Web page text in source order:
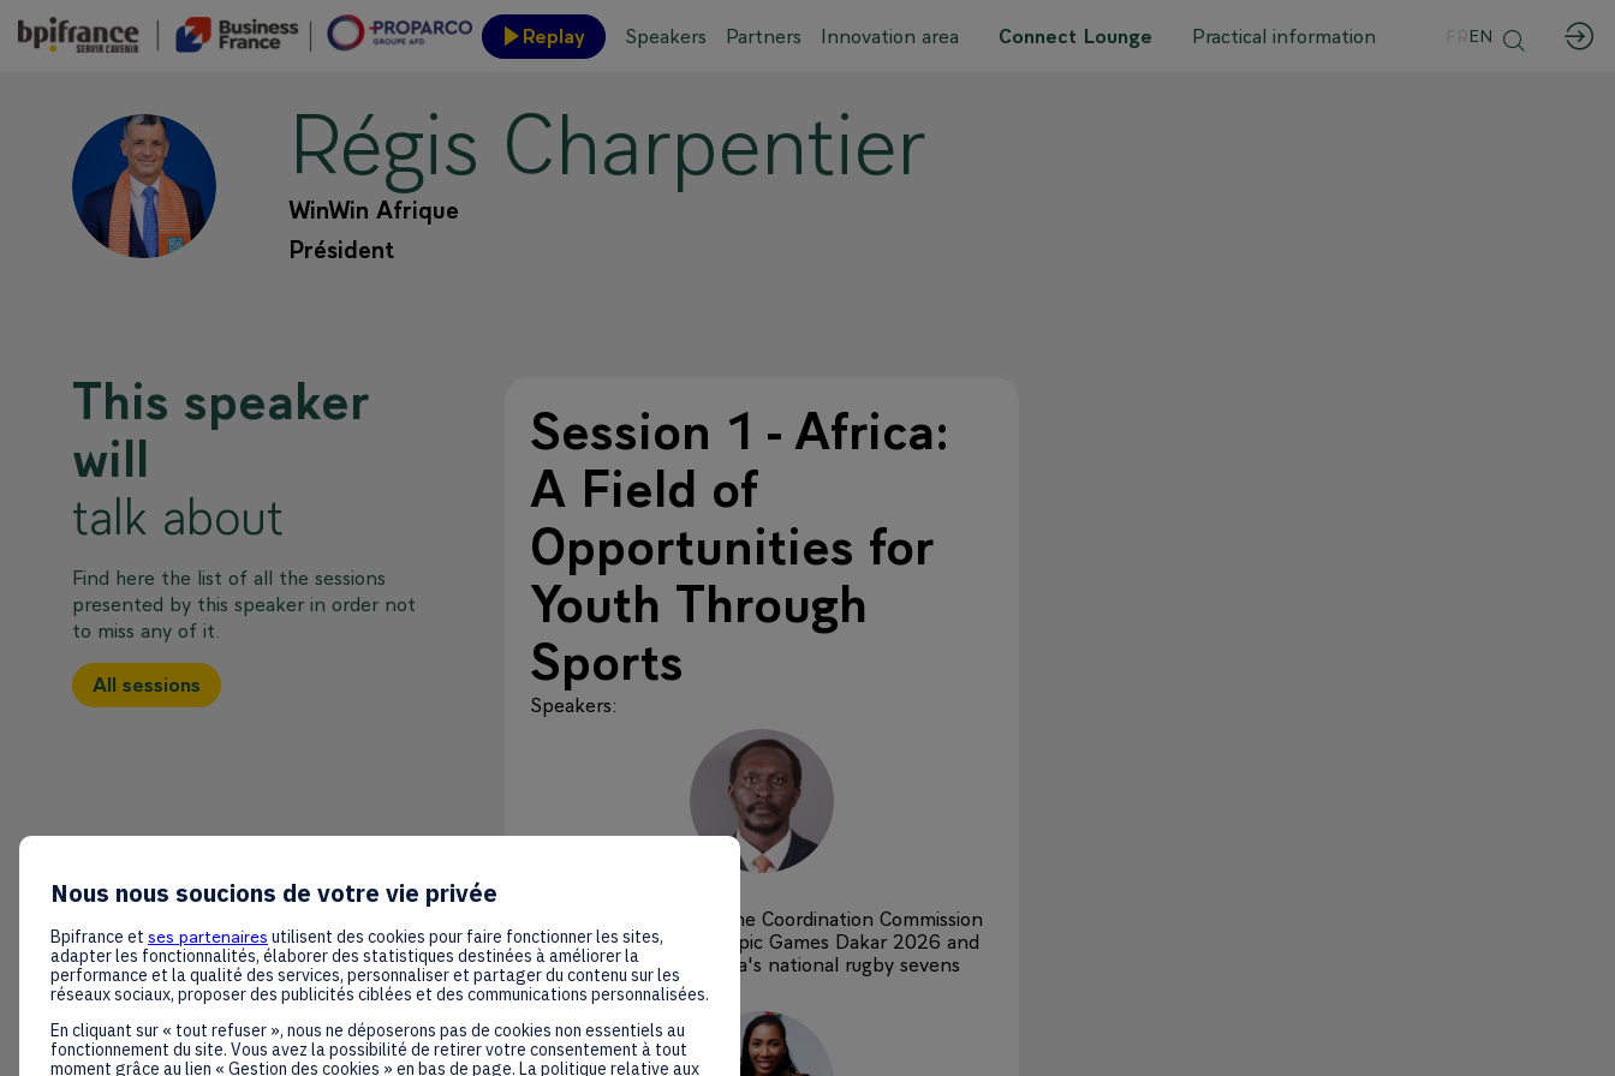
Replay Speakers Partners Innovation area Connect Lounge Practical information
Event site map
FREN
RC Régis Charpentier
WinWin Afrique
Président
This speaker
will
talk about
Find here the list of all the sessions
presented by this speaker in order not
to miss any of it.
All sessions
Session 1 - Africa:
A Field of
Opportunities for
Youth Through
Sports
Speakers:
HK
IOC Member, Chair of the Coordination Commission
for the 4th Youth Olympic Games Dakar 2026 and
former captain of Kenya's national rugby sevens
team
Nous nous soucions de votre vie privée
Bpifrance et ses partenaires utilisent des cookies pour faire fonctionner les sites,
adapter les fonctionnalités, élaborer des statistiques destinées à améliorer la
performance et la qualité des services, personnaliser et partager du contenu sur les
réseaux sociaux, proposer des publicités ciblées et des communications personnalisées.
En cliquant sur « tout refuser », nous ne déposerons pas de cookies non essentiels au
fonctionnement du site. Vous avez la possibilité de retirer votre consentement à tout
moment grâce au lien « Gestion des cookies » en bas de page. La politique relative aux